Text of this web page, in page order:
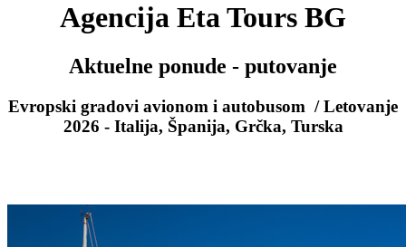
Agencija Eta Tours BG
Aktuelne ponude - putovanje
Evropski gradovi avionom i autobusom / Letovanje
2026 - Italija, Španija, Grčka, Turska